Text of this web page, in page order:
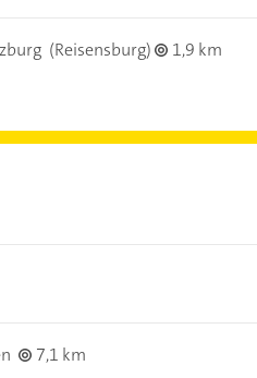
(Reisensburg)
1,9 km
7,1 km